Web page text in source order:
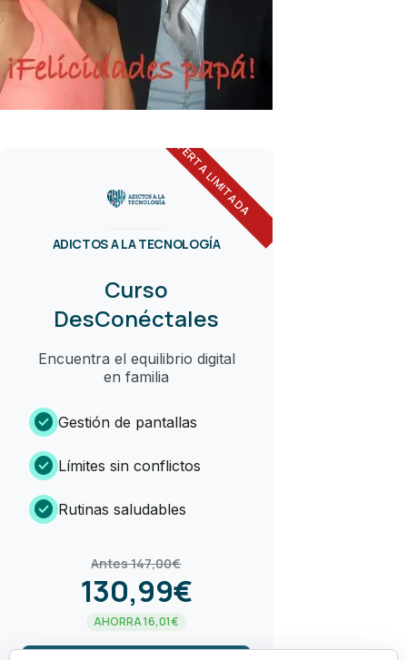
OFERTA LIMITADA
ADICTOS A LA TECNOLOGÍA
Curso
DesConéctales
Encuentra el equilibrio digital
en familia
check_circle Gestión de pantallas
check_circle Límites sin conflictos
check_circle Rutinas saludables
Antes 147,00€
130,99€
AHORRA 16,01€